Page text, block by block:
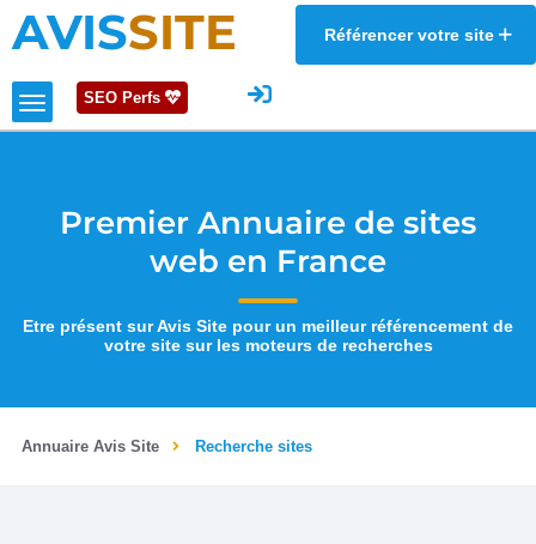
AVISSITE Référencer votre site
SEO Perfs
Premier Annuaire de sites
web en France
Etre présent sur Avis Site pour un meilleur référencement de
votre site sur les moteurs de recherches
Annuaire Avis Site Recherche sites